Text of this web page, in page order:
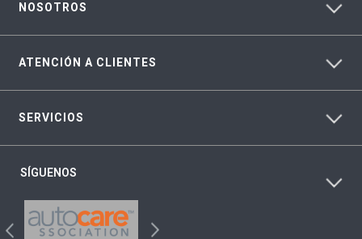
NOSOTROS
ATENCIÓN A CLIENTES
SERVICIOS
SÍGUENOS